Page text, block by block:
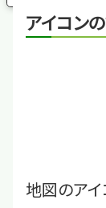
アイコン
地図のアイ